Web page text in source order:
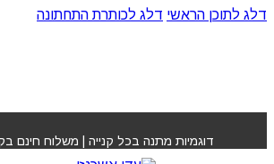
דלג לתוכן הראשי דלג לכותרת התחתונה
דוגמיות מתנה בכל קנייה | משלוח חינם
חלק ומבריק מבית לוריאל